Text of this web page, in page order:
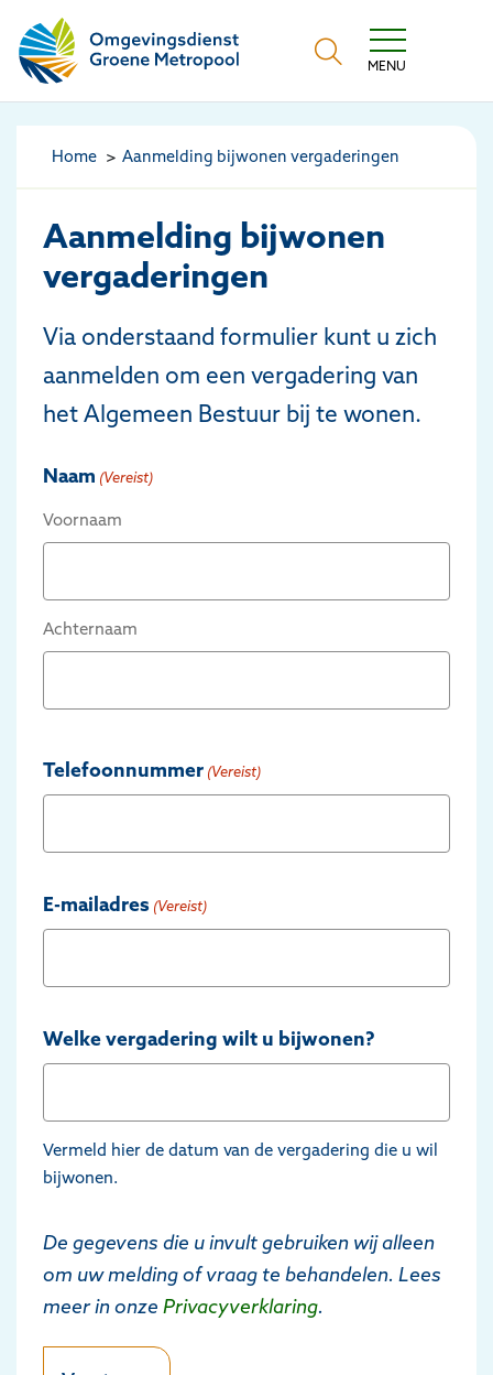
Omgevingsdienst Groene Metropool
MENU
Home Aanmelding bijwonen vergaderingen
Aanmelding bijwonen
vergaderingen
Via onderstaand formulier kunt u zich
aanmelden om een vergadering van
het Algemeen Bestuur bij te wonen.
Naam (Vereist)
Voornaam
Achternaam
Telefoonnummer (Vereist)
E-mailadres (Vereist)
Welke vergadering wilt u bijwonen?
Vermeld hier de datum van de vergadering die u wil
bijwonen.
De gegevens die u invult gebruiken wij alleen
om uw melding of vraag te behandelen. Lees
meer in onze Privacyverklaring.